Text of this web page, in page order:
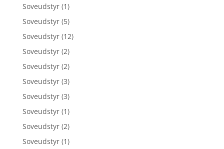
Soveudstyr (1)
Soveudstyr (5)
Soveudstyr (12)
Soveudstyr (2)
Soveudstyr (2)
Soveudstyr (3)
Soveudstyr (3)
Soveudstyr (1)
Soveudstyr (2)
Soveudstyr (1)